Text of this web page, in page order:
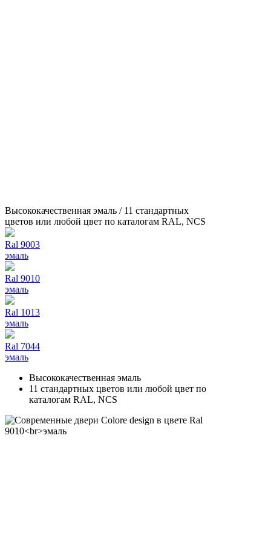
Высококачественная эмаль / 11 стандартных
цветов или любой цвет по каталогам RAL, NCS
Ral 9003
эмаль
Ral 9010
эмаль
Ral 1013
эмаль
Ral 7044
эмаль
Высококачественная эмаль
11 стандартных цветов или любой цвет по
каталогам RAL, NCS